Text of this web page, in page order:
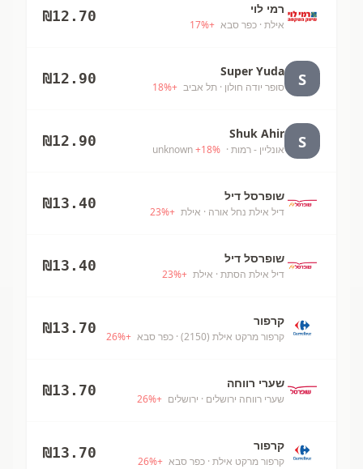
רמי לוי
אילת · כפר סבא +
17%
₪12.70
S
Super Yuda
סופר יודה חולון · תל אביב +
18%
₪12.90
S
Shuk Ahir
אונליין - רמות · unknown
+18%
₪12.90
שופרסל דיל
דיל אילת נחל אורה · אילת +
23%
₪13.40
שופרסל דיל
דיל אילת הסתת · אילת +
23%
₪13.40
קרפור
קרפור מרקט אילת (2150) · כפר סבא +
26%
₪13.70
שערי רווחה
שערי רווחה ירושלים · ירושלים +
26%
₪13.70
קרפור
קרפור מרקט אילת · כפר סבא +
26%
₪13.70